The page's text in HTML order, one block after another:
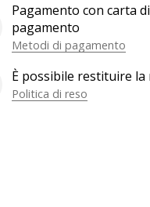
Pagamento con carta
pagamento
Metodi di pagamento
È possibile restituire
Politica di reso